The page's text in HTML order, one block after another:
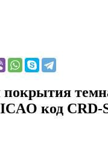
покрытия
код CRD-